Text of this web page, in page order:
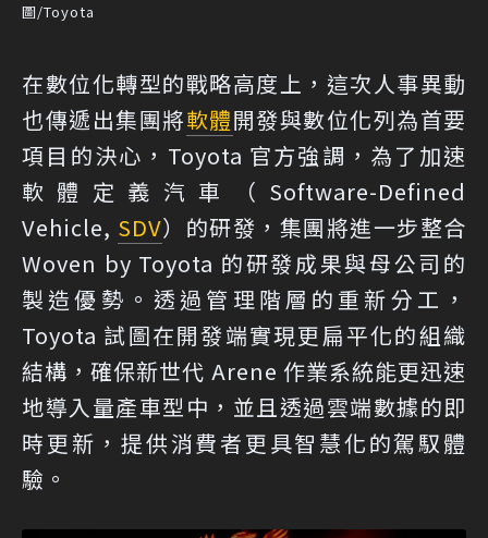
圖/Toyota
在數位化轉型的戰略高度上，這次人事異動
也傳遞出集團將軟體開發與數位化列為首要
項目的決心，Toyota 官方強調，為了加速
軟體定義汽車（Software-Defined
Vehicle, SDV）的研發，集團將進一步整合
Woven by Toyota 的研發成果與母公司的
製造優勢。透過管理階層的重新分工，
Toyota 試圖在開發端實現更扁平化的組織
結構，確保新世代 Arene 作業系統能更迅速
地導入量產車型中，並且透過雲端數據的即
時更新，提供消費者更具智慧化的駕馭體
驗。